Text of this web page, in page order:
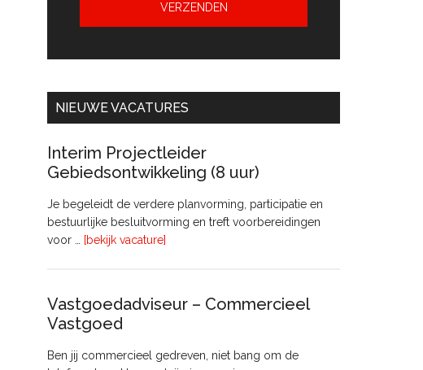
NIEUWE VACATURES
Interim Projectleider
Gebiedsontwikkeling (8 uur)
Je begeleidt de verdere planvorming, participatie en
bestuurlijke besluitvorming en treft voorbereidingen
voor …
[bekijk vacature]
uur)
Vastgoedadviseur – Commercieel
Vastgoed
Ben jij commercieel gedreven, niet bang om de